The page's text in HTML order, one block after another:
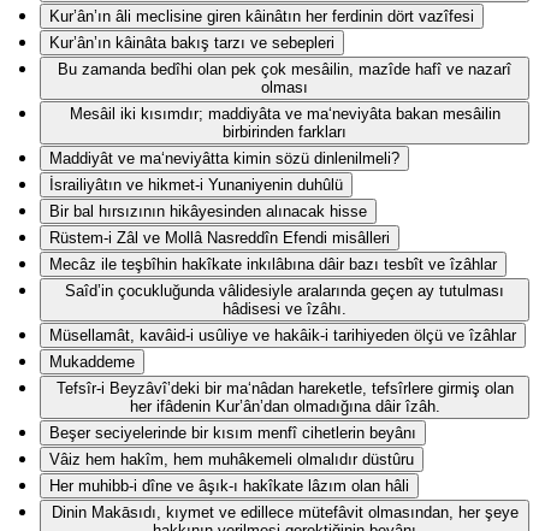
Kur’ân’ın âli meclisine giren kâinâtın her ferdinin dört vazîfesi
Kur’ân’ın kâinâta bakış tarzı ve sebepleri
Bu zamanda bedîhi olan pek çok mesâilin, mazîde hafî ve nazarî
olması
Mesâil iki kısımdır; maddiyâta ve ma‘neviyâta bakan mesâilin
birbirinden farkları
Maddiyât ve ma‘neviyâtta kimin sözü dinlenilmeli?
İsrailiyâtın ve hikmet-i Yunaniyenin duhûlü
Bir bal hırsızının hikâyesinden alınacak hisse
Rüstem-i Zâl ve Mollâ Nasreddîn Efendi misâlleri
Mecâz ile teşbîhin hakîkate inkılâbına dâir bazı tesbît ve îzâhlar
Saîd’in çocukluğunda vâlidesiyle aralarında geçen ay tutulması
hâdisesi ve îzâhı.
Müsellamât, kavâid-i usûliye ve hakâik-i tarihiyeden ölçü ve îzâhlar
Mukaddeme
Tefsîr-i Beyzâvî’deki bir ma‘nâdan hareketle, tefsîrlere girmiş olan
her ifâdenin Kur’ân’dan olmadığına dâir îzâh.
Beşer seciyelerinde bir kısım menfî cihetlerin beyânı
Vâiz hem hakîm, hem muhâkemeli olmalıdır düstûru
Her muhibb-i dîne ve âşık-ı hakîkate lâzım olan hâli
Dinin Makāsıdı, kıymet ve edillece mütefâvit olmasından, her şeye